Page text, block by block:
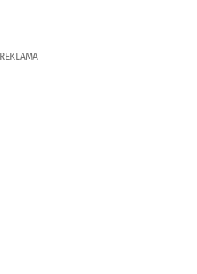
REKLAMA